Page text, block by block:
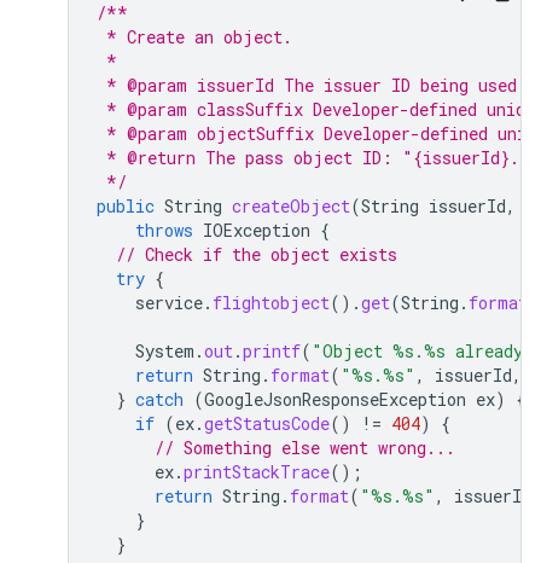
/**
* Create an object.
*
* @param issuerId The issuer ID being
* @param classSuffix Developer-defined
* @param objectSuffix Developer-defined
* @return The pass object ID:
*/
public String createObject(String issuerId,
throws IOException {
// Check if the object exists
try {
service. flightobject().get(String . format
System .out.printf( "Object %s.%s already
return String . format( "%s.%s" , issuerId,
} catch (GoogleJsonResponseException ex)
{
if (ex.getStatusCode() != 404)
{
// Something else went wrong...
ex.printStackTrace();
return String . format( "%s.%s" , issuerId
}
}